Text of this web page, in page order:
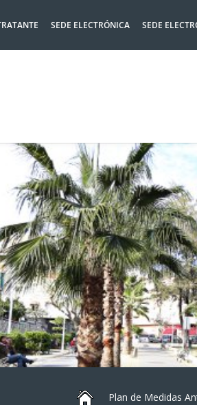
SEDE ELECTRÓNICA SEDE
Plan de Medidas